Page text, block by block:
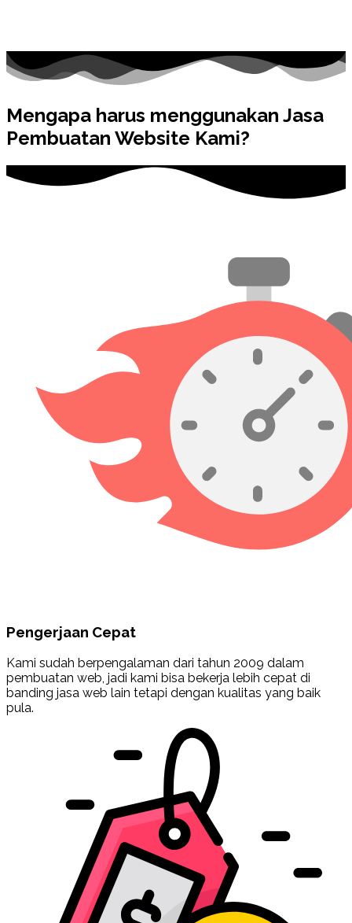
Mengapa harus menggunakan Jasa
Pembuatan Website Kami?
Pengerjaan Cepat
Kami sudah berpengalaman dari tahun 2009 dalam
pembuatan web, jadi kami bisa bekerja lebih cepat di
banding jasa web lain tetapi dengan kualitas yang baik
pula.